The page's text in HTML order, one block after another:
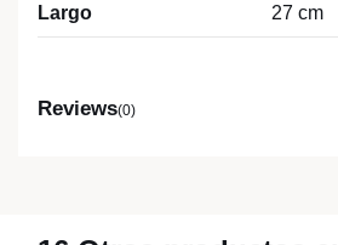
Largo 27 cm
Reviews(0)